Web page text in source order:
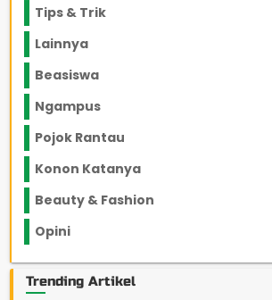
Tips & Trik
Lainnya
Beasiswa
Ngampus
Pojok Rantau
Konon Katanya
Beauty & Fashion
Opini
Trending Artikel